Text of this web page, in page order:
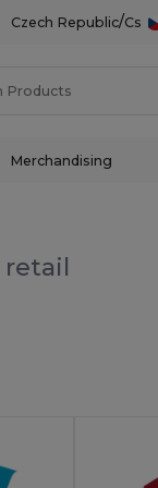
Czech Republic/Cs
Merchandising
retail